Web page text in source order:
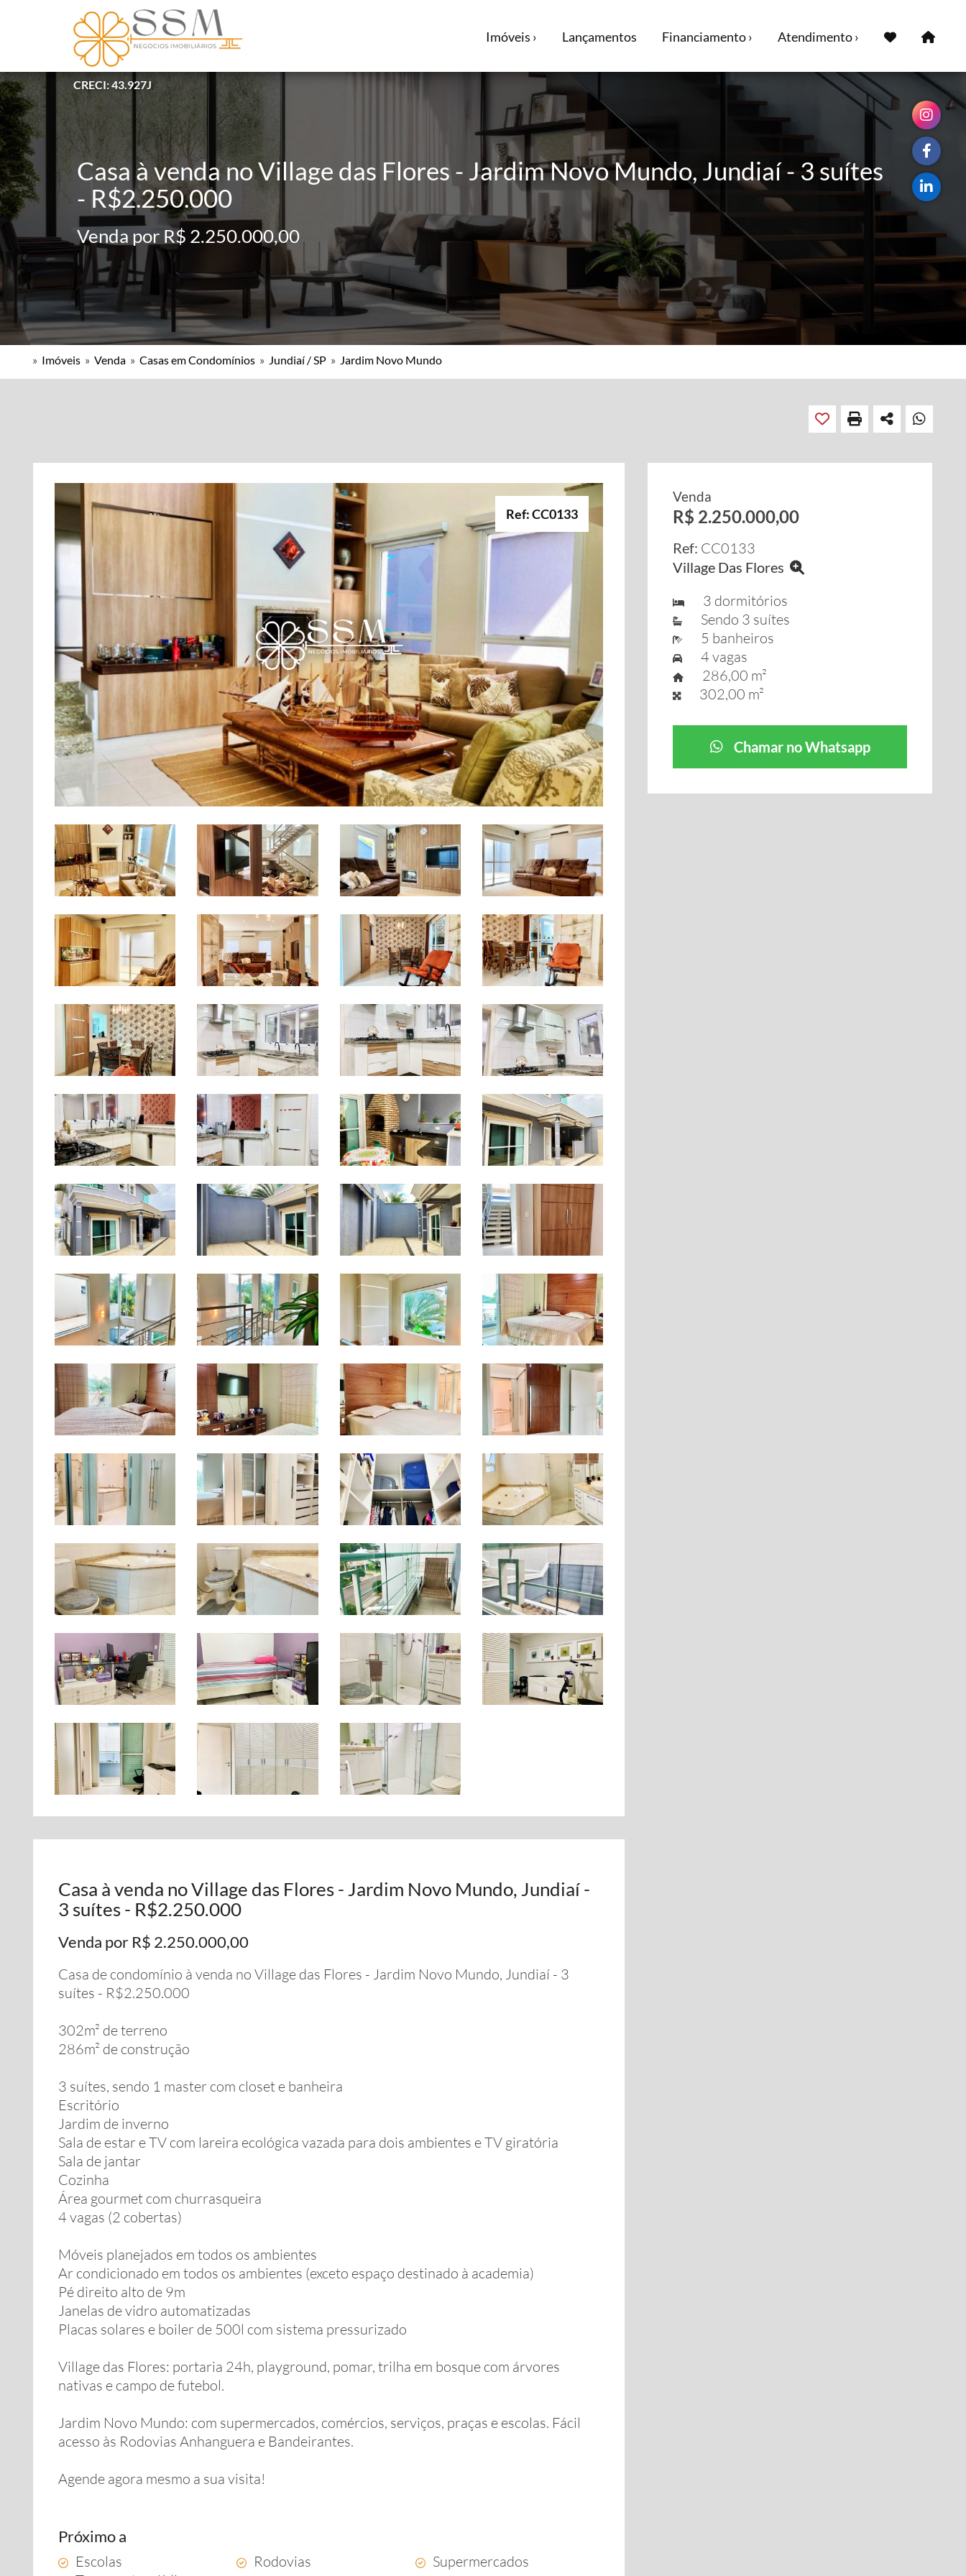
CRECI: 43.927J
Imóveis › Lançamentos Financiamento › Atendimento ›
Casa à venda no Village das Flores - Jardim Novo Mundo, Jundiaí - 3 suítes
- R$2.250.000
Venda por R$ 2.250.000,00
» Imóveis » Venda » Casas em Condomínios » Jundiaí / SP » Jardim Novo Mundo
Ref: CC0133
Casa à venda no Village das Flores - Jardim Novo Mundo, Jundiaí -
3 suítes - R$2.250.000
Venda por R$ 2.250.000,00
Casa de condomínio à venda no Village das Flores - Jardim Novo Mundo, Jundiaí - 3
suítes - R$2.250.000
302m² de terreno
286m² de construção
3 suítes, sendo 1 master com closet e banheira
Escritório
Jardim de inverno
Sala de estar e TV com lareira ecológica vazada para dois ambientes e TV giratória
Sala de jantar
Cozinha
Área gourmet com churrasqueira
4 vagas (2 cobertas)
Móveis planejados em todos os ambientes
Ar condicionado em todos os ambientes (exceto espaço destinado à academia)
Pé direito alto de 9m
Janelas de vidro automatizadas
Placas solares e boiler de 500l com sistema pressurizado
Village das Flores: portaria 24h, playground, pomar, trilha em bosque com árvores
nativas e campo de futebol.
Jardim Novo Mundo: com supermercados, comércios, serviços, praças e escolas. Fácil
acesso às Rodovias Anhanguera e Bandeirantes.
Agende agora mesmo a sua visita!
Próximo a
Escolas Rodovias
Supermercados
Venda
R$ 2.250.000,00
Ref: CC0133
Village Das Flores
3 dormitórios
Sendo 3 suítes
5 banheiros
4 vagas
286,00 m²
302,00 m²
Chamar no Whatsapp